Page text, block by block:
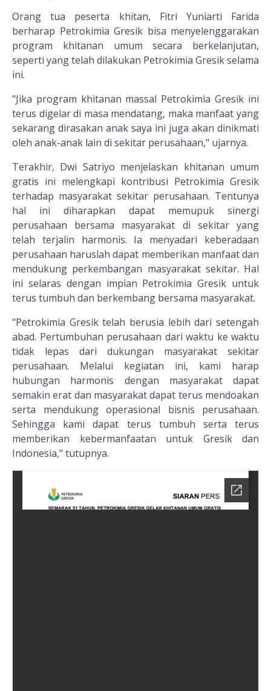
Orang tua peserta khitan, Fitri Yuniarti Farida
berharap Petrokimia Gresik bisa menyelenggarakan
program khitanan umum secara berkelanjutan,
seperti yang telah dilakukan Petrokimia Gresik selama
ini.
"Jika program khitanan massal Petrokimia Gresik ini
terus digelar di masa mendatang, maka manfaat yang
sekarang dirasakan anak saya ini juga akan dinikmati
oleh anak-anak lain di sekitar perusahaan," ujarnya.
Terakhir, Dwi Satriyo menjelaskan khitanan umum
gratis ini melengkapi kontribusi Petrokimia Gresik
terhadap masyarakat sekitar perusahaan. Tentunya
hal ini diharapkan dapat memupuk sinergi
perusahaan bersama masyarakat di sekitar yang
telah terjalin harmonis. Ia menyadari keberadaan
perusahaan haruslah dapat memberikan manfaat dan
mendukung perkembangan masyarakat sekitar. Hal
ini selaras dengan impian Petrokimia Gresik untuk
terus tumbuh dan berkembang bersama masyarakat.
"Petrokimia Gresik telah berusia lebih dari setengah
abad. Pertumbuhan perusahaan dari waktu ke waktu
tidak lepas dari dukungan masyarakat sekitar
perusahaan. Melalui kegiatan ini, kami harap
hubungan harmonis dengan masyarakat dapat
semakin erat dan masyarakat dapat terus mendoakan
serta mendukung operasional bisnis perusahaan.
Sehingga kami dapat terus tumbuh serta terus
memberikan kebermanfaatan untuk Gresik dan
Indonesia," tutupnya.